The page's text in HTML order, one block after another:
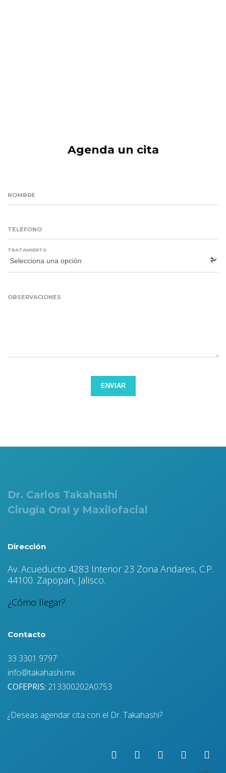
Agenda un cita
NOMBRE
TELÉFONO
TRATAMIENTO
OBSERVACIONES
ENVIAR
Dr. Carlos Takahashi
Cirugía Oral y Maxilofacial
Dirección
Av. Acueducto 4283 Interior 23 Zona Andares, C.P.
44100. Zapopan, Jalisco.
¿Cómo llegar?
Contacto
33 3301 9797
info@takahashi.mx
COFEPRIS: 213300202A0753
¿Deseas agendar cita con el Dr. Takahashi?